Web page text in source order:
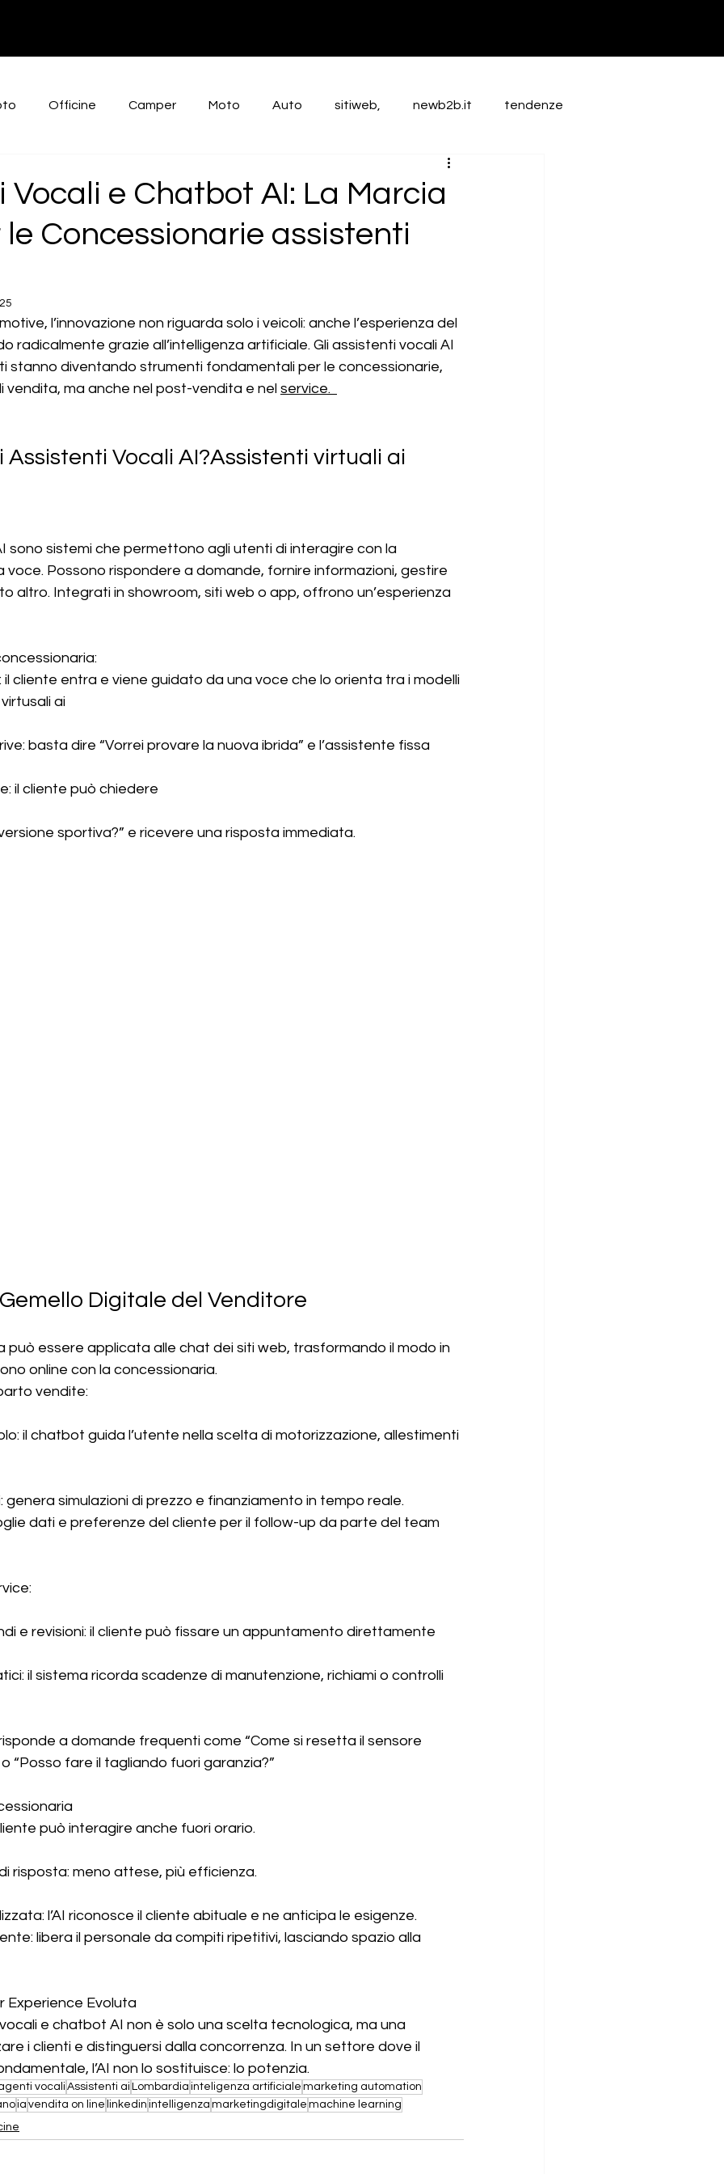
Officine Camper Moto Auto sitiweb, newb2b.it tendenze
Vocali e Chatbot AI: La Marcia
le Concessionarie assistenti
l’innovazione non riguarda solo i veicoli: anche l’esperienza del
radicalmente grazie all’intelligenza artificiale. Gli assistenti vocali AI
stanno diventando strumenti fondamentali per le concessionarie,
vendita, ma anche nel post-vendita e nel service.
Assistenti Vocali AI?Assistenti virtuali ai
sono sistemi che permettono agli utenti di interagire con la
voce. Possono rispondere a domande, fornire informazioni, gestire
altro. Integrati in showroom, siti web o app, offrono un’esperienza
cliente entra e viene guidato da una voce che lo orienta tra i modelli
ai
basta dire “Vorrei provare la nuova ibrida” e l’assistente fissa
il cliente può chiedere
sportiva?” e ricevere una risposta immediata.
Digitale del Venditore
può essere applicata alle chat dei siti web, trasformando il modo in
online con la concessionaria.
vendite:
il chatbot guida l’utente nella scelta di motorizzazione, allestimenti
genera simulazioni di prezzo e finanziamento in tempo reale.
dati e preferenze del cliente per il follow-up da parte del team
e revisioni: il cliente può fissare un appuntamento direttamente
il sistema ricorda scadenze di manutenzione, richiami o controlli
a domande frequenti come “Come si resetta il sensore
“Posso fare il tagliando fuori garanzia?”
può interagire anche fuori orario.
risposta: meno attese, più efficienza.
l’AI riconosce il cliente abituale e ne anticipa le esigenze.
libera il personale da compiti ripetitivi, lasciando spazio alla
Experience Evoluta
e chatbot AI non è solo una scelta tecnologica, ma una
i clienti e distinguersi dalla concorrenza. In un settore dove il
l’AI non lo sostituisce: lo potenzia.
vocali Assistenti ai Lombardia inteligenza artificiale marketing automation
ia vendita on line linkedin intelligenza marketingdigitale machine learning